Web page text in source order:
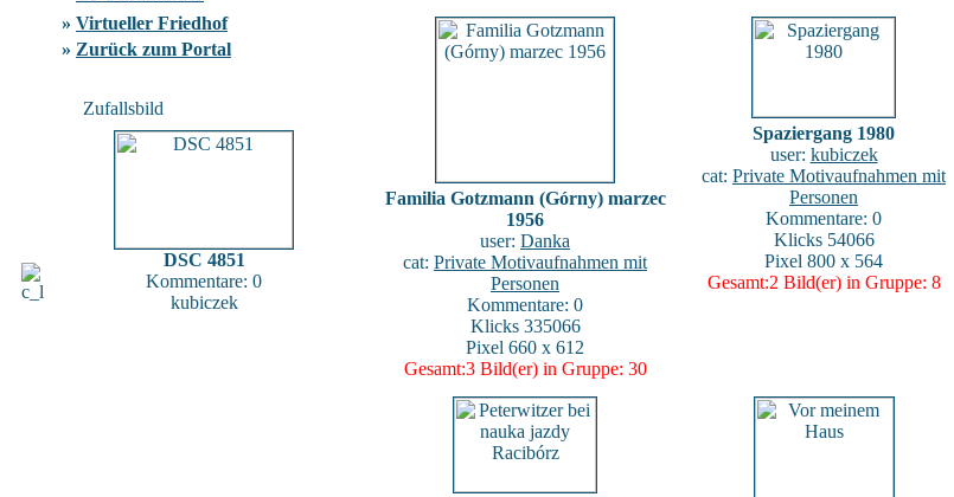
» Virtueller Friedhof
» Zurück zum Portal
Zufallsbild
DSC 4851
Kommentare: 0
kubiczek
Familia Gotzmann (Górny) marzec
1956
user: Danka
cat: Private Motivaufnahmen mit
Personen
Kommentare: 0
Klicks 335066
Pixel 660 x 612
Gesamt:3 Bild(er) in Gruppe: 30
Spaziergang 1980
user: kubiczek
cat: Private Motivaufnahmen mit
Personen
Kommentare: 0
Klicks 54066
Pixel 800 x 564
Gesamt:2 Bild(er) in Gruppe: 8